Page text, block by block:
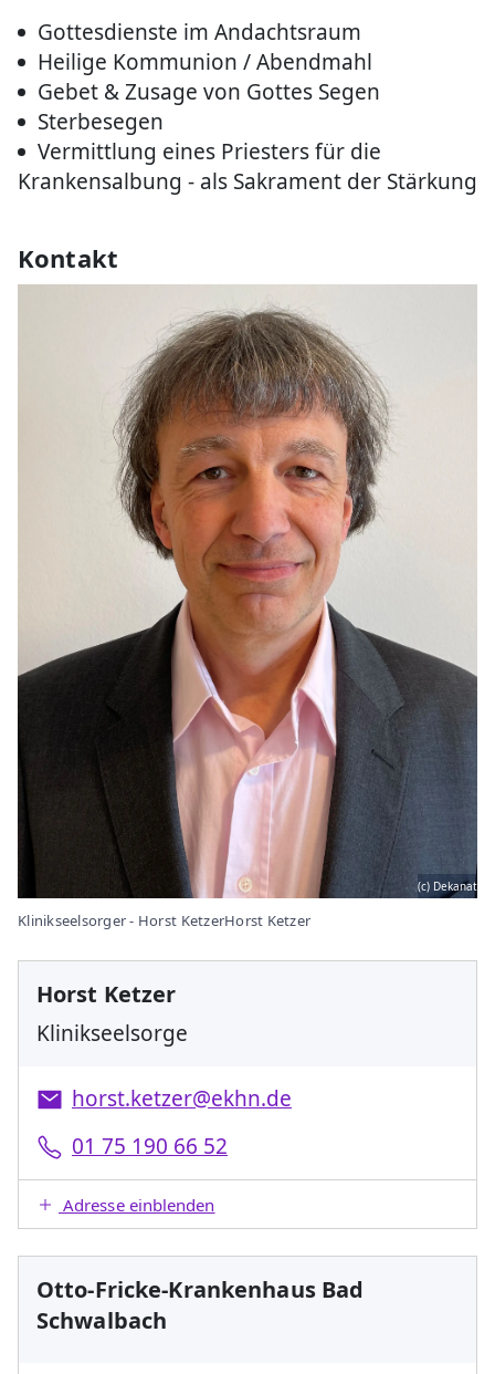
Gottesdienste im Andachtsraum
Heilige Kommunion / Abendmahl
Gebet & Zusage von Gottes Segen
Sterbesegen
Vermittlung eines Priesters für die
Krankensalbung - als Sakrament der Stärkung
Kontakt
(c) Dekanat
Klinikseelsorger - Horst KetzerHorst Ketzer
Horst Ketzer
Klinikseelsorge
horst.ketzer@ekhn.de
01 75 190 66 52
Adresse einblenden
Otto-Fricke-Krankenhaus Bad
Schwalbach